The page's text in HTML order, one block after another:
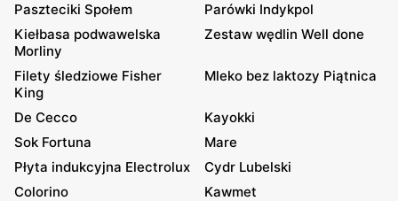
Paszteciki Społem
Parówki Indykpol
Kiełbasa podwawelska
Morliny
Zestaw wędlin Well done
Filety śledziowe Fisher
King
Mleko bez laktozy Piątnica
De Cecco
Kayokki
Sok Fortuna
Mare
Płyta indukcyjna Electrolux
Cydr Lubelski
Colorino
Kawmet